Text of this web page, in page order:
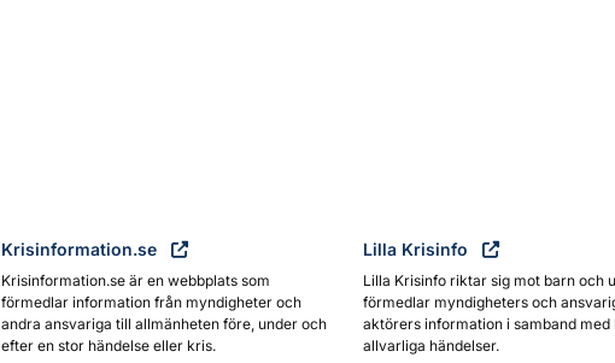
Krisinformation.se
Krisinformation.se är en webbplats som
förmedlar information från myndigheter och
andra ansvariga till allmänheten före, under och
efter en stor händelse eller kris.
Lilla Krisinfo
Lilla Krisinfo riktar sig mot barn och
förmedlar myndigheters och
aktörers information i samband
allvarliga händelser.